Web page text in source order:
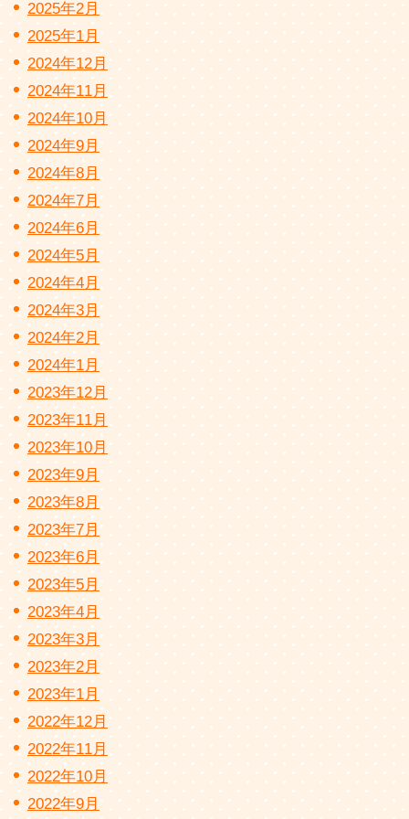
2025年2月
2025年1月
2024年12月
2024年11月
2024年10月
2024年9月
2024年8月
2024年7月
2024年6月
2024年5月
2024年4月
2024年3月
2024年2月
2024年1月
2023年12月
2023年11月
2023年10月
2023年9月
2023年8月
2023年7月
2023年6月
2023年5月
2023年4月
2023年3月
2023年2月
2023年1月
2022年12月
2022年11月
2022年10月
2022年9月